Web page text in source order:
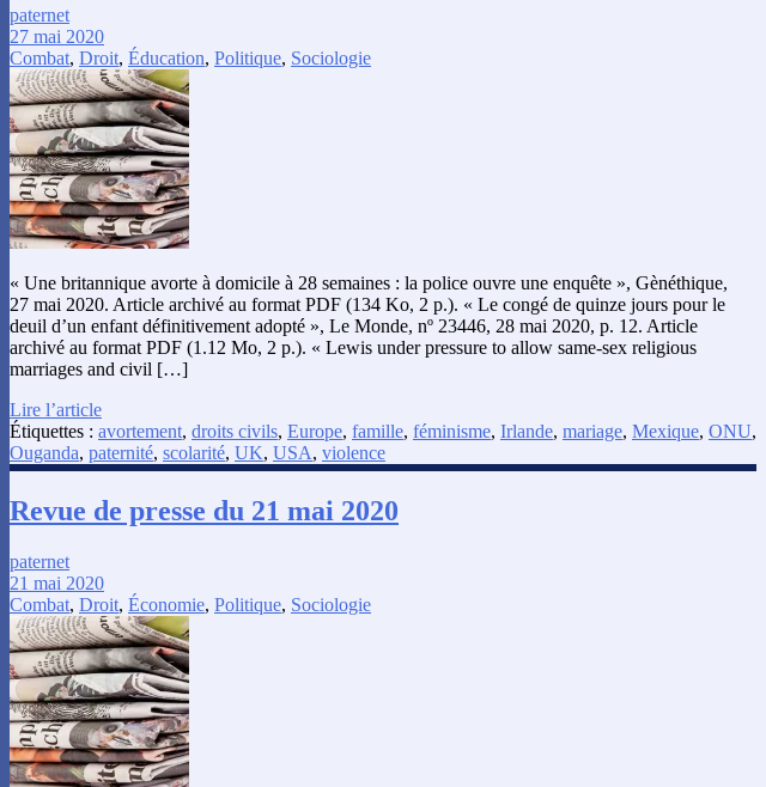
paternet
27 mai 2020
Combat, Droit, Éducation, Politique, Sociologie
« Une britannique avorte à domicile à 28 semaines : la police ouvre une enquête », Gènéthique,
27 mai 2020. Article archivé au format PDF (134 Ko, 2 p.). « Le congé de quinze jours pour le
deuil d’un enfant définitivement adopté », Le Monde, nº 23446, 28 mai 2020, p. 12. Article
archivé au format PDF (1.12 Mo, 2 p.). « Lewis under pressure to allow same-sex religious
marriages and civil […]
Lire l’article
Étiquettes : avortement, droits civils, Europe, famille, féminisme, Irlande, mariage, Mexique, ONU,
Ouganda, paternité, scolarité, UK, USA, violence
Revue de presse du 21 mai 2020
paternet
21 mai 2020
Combat, Droit, Économie, Politique, Sociologie